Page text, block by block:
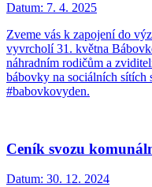
Datum: 7. 4. 2025
Zveme vás k zapojení do
vyvrcholí 31. května
náhradním rodičům a
bábovky na sociálních sítích
#babovkovyden.
Ceník svozu
Datum: 30. 12. 2024